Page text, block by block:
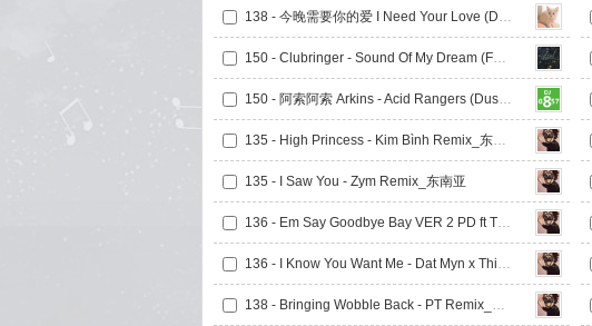
138 - 今晚需要你的爱 I Need Your Love (DJ积武 Bounce Mix)
150 - Clubringer - Sound Of My Dream (FR3NZ_新弹跳Melbourne Mash Up Bootleg)V3
150 - 阿索阿索 Arkins - Acid Rangers (Dust Bounce Mix)
135 - High Princess - Kim Bình Remix_东南亚
135 - I Saw You - Zym Remix_东南亚
136 - Em Say Goodbye Bay VER 2 PD ft TuanDo_东南亚
136 - I Know You Want Me - Dat Myn x Thien Mathew_东南亚
138 - Bringing Wobble Back - PT Remix_东南亚